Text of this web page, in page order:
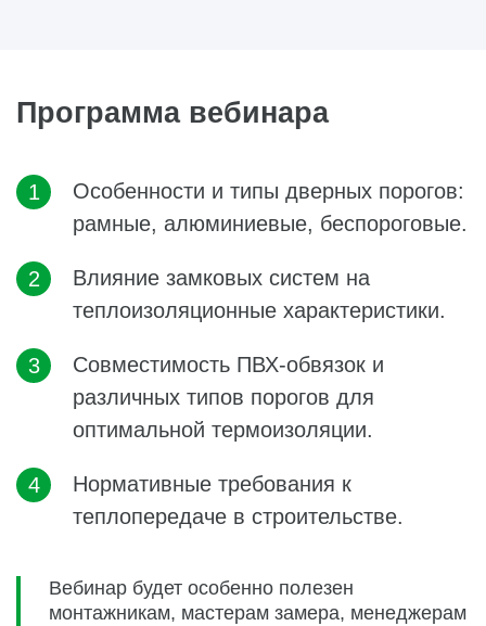
Программа вебинара
Особенности и типы дверных порогов:
рамные, алюминиевые, беспороговые.
Влияние замковых систем на
теплоизоляционные характеристики.
Совместимость ПВХ-обвязок и
различных типов порогов для
оптимальной термоизоляции.
Нормативные требования к
теплопередаче в строительстве.
Вебинар будет особенно полезен
монтажникам, мастерам замера, менеджерам